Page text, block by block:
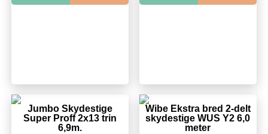
Jumbo Skydestige
Super Proff 2x13 trin
6,9m.
Wibe Ekstra bred 2-delt
skydestige WUS Y2 6,0
meter